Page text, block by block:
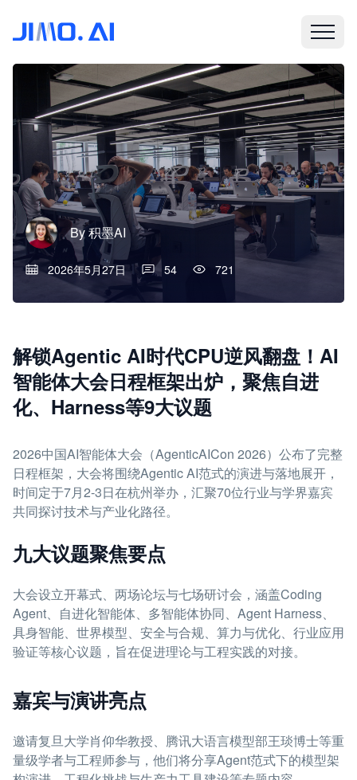
By积墨AI
2026年5月27日 54 721
解锁Agentic AI时代CPU逆风翻盘！AI
智能体大会日程框架出炉，聚焦自进
化、Harness等9大议题
2026中国AI智能体大会（AgenticAICon 2026）公布了完整
日程框架，大会将围绕Agentic AI范式的演进与落地展开，
时间定于7月2-3日在杭州举办，汇聚70位行业与学界嘉宾
共同探讨技术与产业化路径。
九大议题聚焦要点
大会设立开幕式、两场论坛与七场研讨会，涵盖Coding
Agent、自进化智能体、多智能体协同、Agent Harness、
具身智能、世界模型、安全与合规、算力与优化、行业应用
验证等核心议题，旨在促进理论与工程实践的对接。
嘉宾与演讲亮点
邀请复旦大学肖仰华教授、腾讯大语言模型部王琰博士等重
量级学者与工程师参与，他们将分享Agent范式下的模型架